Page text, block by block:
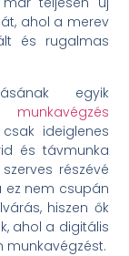
ahol a merev
és rugalmas
egyik
munkavégzés
ideiglenes
és távmunka
részévé
ez nem csupán
hiszen ők
ahol a digitális
munkavégzést.